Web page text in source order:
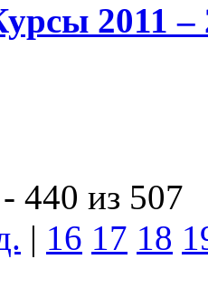
2011 –
440 из 507
| 16 17 18